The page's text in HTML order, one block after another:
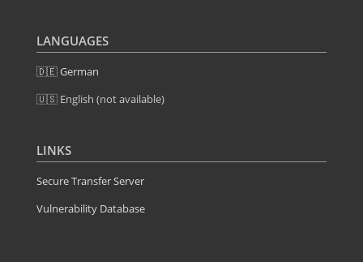
LANGUAGES
🇩🇪 German
🇺🇸 English (not available)
LINKS
Secure Transfer Server
Vulnerability Database